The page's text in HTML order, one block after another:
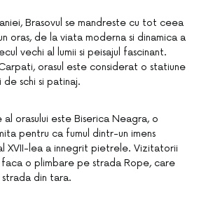
Brasovul se mandreste cu tot ceea
oras, de la viata moderna si dinamica a
vechi al lumii si peisajul fascinant.
orasul este considerat o statiune
schi si patinaj.
orasului este Biserica Neagra, o
pentru ca fumul dintr-un imens
XVII-lea a innegrit pietrele. Vizitatorii
o plimbare pe strada Rope, care
din tara.